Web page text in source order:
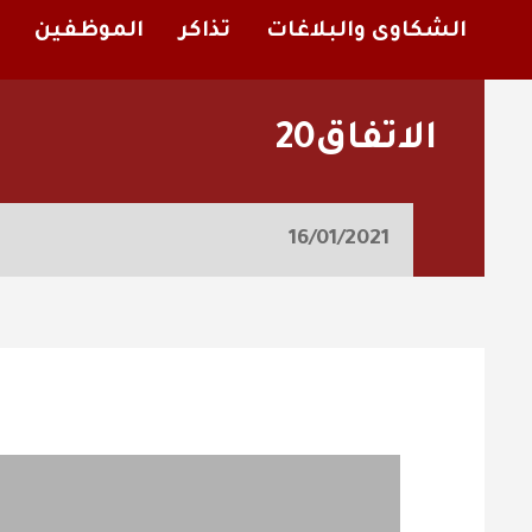
الشكاوى والبلاغات تذاكر الموظفين
الاتفاق20
16/01/2021